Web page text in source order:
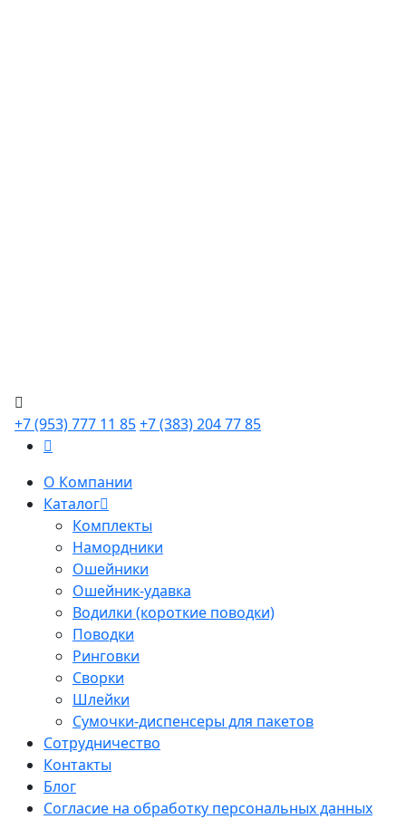
+7 (953) 777 11 85+7 (383) 204 77 85
О Компании
Каталог
Комплекты
Намордники
Ошейники
Ошейник-удавка
Водилки (короткие поводки)
Поводки
Ринговки
Сворки
Шлейки
Сумочки-диспенсеры для пакетов
Сотрудничество
Контакты
Блог
Согласие на обработку персональных данных